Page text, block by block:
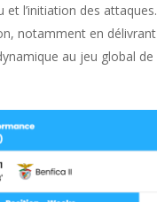
l’initiation des attaques.
notamment en délivrant
au jeu global de